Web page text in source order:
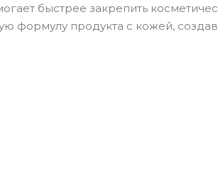
быстрее закрепить
формулу продукта с кожей,